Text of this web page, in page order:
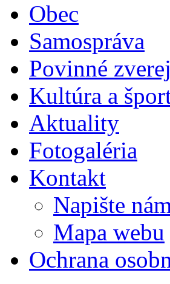
Obec
Samospráva
Povinné
Kultúra a
Aktuality
Fotogaléria
Kontakt
Napište
Mapa webu
Ochrana